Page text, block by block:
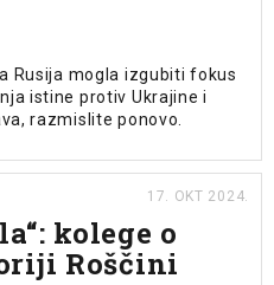
Rusija mogla izgubiti fokus
istine protiv Ukrajine i
razmislite ponovo.
17. OKT 2024.
kolege o
Roščini